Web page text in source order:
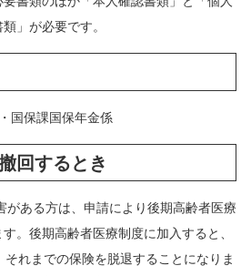
」が必要です。
国保課国保年金係
回するとき
ある方は、申請により後期高齢者医療
。後期高齢者医療制度に加入すると、
れまでの保険を脱退することになりま